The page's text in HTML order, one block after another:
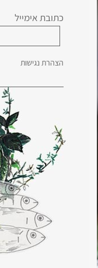
כתובת אימייל
הצהרת נגישות